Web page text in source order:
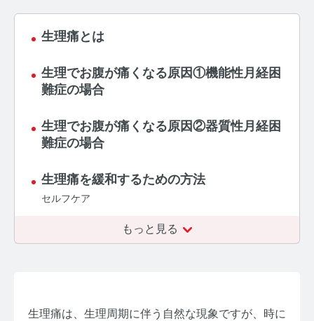
【男性力を可視化】毛髪ホルモン量測定キットのご紹
【ストレスを見える化】毛髪・爪ホルモン量検査キッ
トのご紹介
毛髪ホルモン量測定キット導入クリニックのインタビ
ュー
よくあるご質問 TOP
医療機関・報道関係者の方へ
【医療機関向け】毛髪検査技術の資料ダウンロード
ホルモン測定技術のご活用についてご案内
生理痛とは
生理でお腹が痛くなる原因①機能性月経困
難症の場合
生理でお腹が痛くなる原因②器質性月経困
難症の場合
生理痛を緩和するための方法
セルフケア
もっと見る
生理痛は、生理周期に伴う自然な現象ですが、時に